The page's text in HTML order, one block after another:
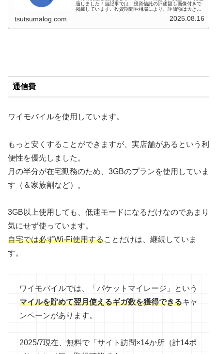
過しました！当記事では、投資信託の評価額も画像付きで
掲載しています。投資期間や相場により、評価額は大きく
tsutsumalog.com 2025.08.16
通信費
ワイモバイルを使用しています。
もっと安くすることができますが、実店舗があるという利
便性を優先しました。
月の半分が在宅勤務のため、3GBのプランを使用していま
す（＆家族割など）。
3GB以上使用しても、低速モードになるだけなのであまり
気にせず使っています。
自宅では必ずWi-Fi使用することだけは、継続していま
す。
ワイモバイルでは、「パケットマイレージ」という
マイルを貯めて翌月使えるギガ数を獲得できるキャ
ンペーンがあります。
2025/7現在、無料で「サイト訪問×14か所（計14ポ